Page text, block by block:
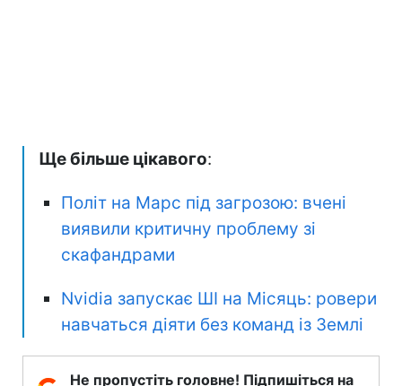
Ще більше цікавого:
Політ на Марс під загрозою: вчені
виявили критичну проблему зі
скафандрами
Nvidia запускає ШІ на Місяць: ровери
навчаться діяти без команд із Землі
Не пропустіть головне! Підпишіться на